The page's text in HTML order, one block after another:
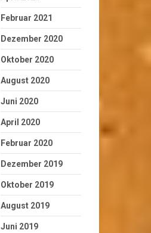
Februar 2021
Dezember 2020
Oktober 2020
August 2020
Juni 2020
April 2020
Februar 2020
Dezember 2019
Oktober 2019
August 2019
Juni 2019